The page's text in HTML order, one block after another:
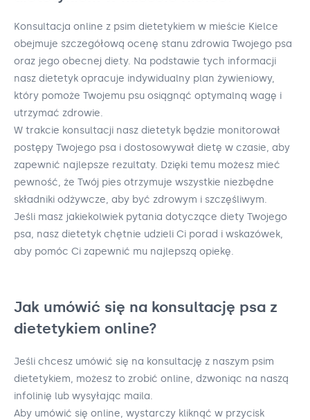
Konsultacja online z psim dietetykiem w mieście Kielce
obejmuje szczegółową ocenę stanu zdrowia Twojego psa
oraz jego obecnej diety. Na podstawie tych informacji
nasz dietetyk opracuje indywidualny plan żywieniowy,
który pomoże Twojemu psu osiągnąć optymalną wagę i
utrzymać zdrowie.
W trakcie konsultacji nasz dietetyk będzie monitorował
postępy Twojego psa i dostosowywał dietę w czasie, aby
zapewnić najlepsze rezultaty. Dzięki temu możesz mieć
pewność, że Twój pies otrzymuje wszystkie niezbędne
składniki odżywcze, aby być zdrowym i szczęśliwym.
Jeśli masz jakiekolwiek pytania dotyczące diety Twojego
psa, nasz dietetyk chętnie udzieli Ci porad i wskazówek,
aby pomóc Ci zapewnić mu najlepszą opiekę.
Jak umówić się na konsultację psa z
dietetykiem online?
Jeśli chcesz umówić się na konsultację z naszym psim
dietetykiem, możesz to zrobić online, dzwoniąc na naszą
infolinię lub wysyłając maila.
Aby umówić się online, wystarczy kliknąć w przycisk